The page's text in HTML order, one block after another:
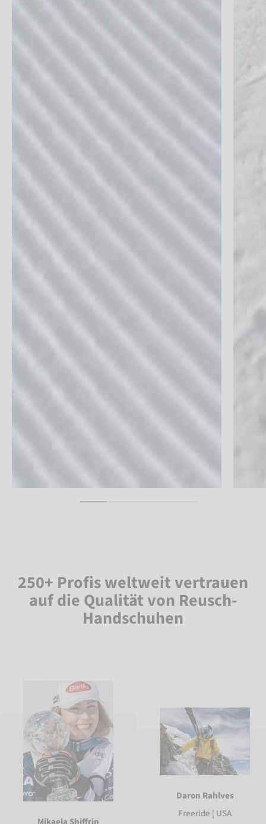
250+ Profis weltweit vertrauen
auf die Qualität von Reusch-
Handschuhen
Daron Rahlves
Freeride | USA